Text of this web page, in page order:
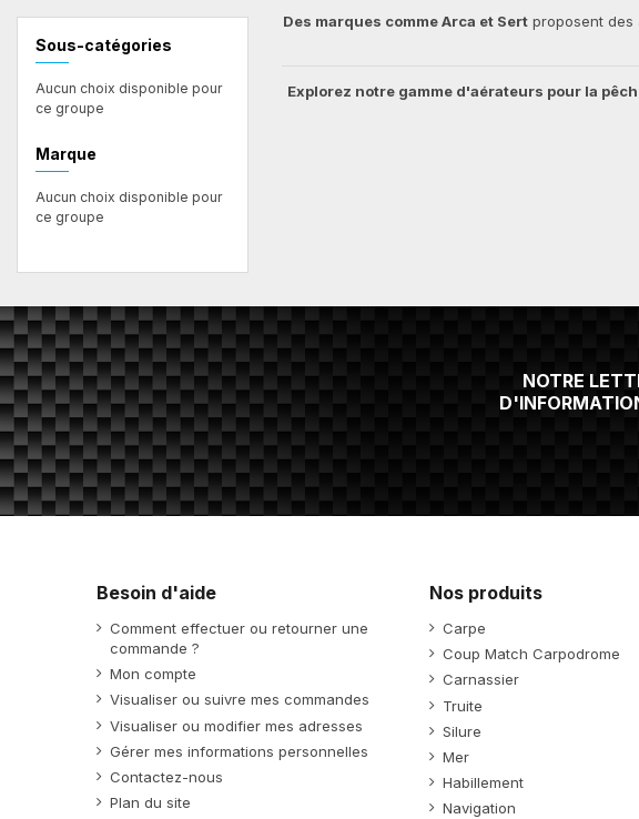
Des marques comme Arca et Sert proposent des
Explorez notre gamme d'aérateurs pour la
Sous-catégories
Aucun choix disponible pour
ce groupe
Marque
Aucun choix disponible pour
ce groupe
NOTRE
Besoin d'aide
Comment effectuer ou retourner une
commande ?
Mon compte
Visualiser ou suivre mes commandes
Visualiser ou modifier mes adresses
Gérer mes informations personnelles
Contactez-nous
Plan du site
Nos produits
Carpe
Coup Match Carpodrome
Carnassier
Truite
Silure
Mer
Habillement
Navigation